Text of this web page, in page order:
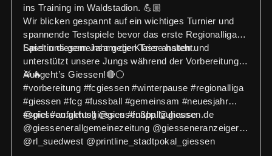
ins Training im Waldstadion. 💪🏼
Wir blicken gespannt auf ein wichtiges Turnier und
spannende Testspiele bevor das erste Regionalliga-
Spiel in diesem Jahr gegen Trier ansteht.
Lasst uns gemeinsam die Klasse halten und
unterstützt unsere Jungs während der Vorbereitung!
🥁🔥
Auf geht’s Giessen!🔴⚪️
#vorbereitung #fcgiessen #winterpause #regionalliga
#giessen #fcg #fussball #gemeinsam #neuesjahr
#spiel #aufgehtsgiessen #fußballzuhause
@giessen.aktuell @giessenapp @giessen.de
@giessenerallgemeinezeitung @giesseneranzeiger
@rl_suedwest @printline_stadtpokal_giessen